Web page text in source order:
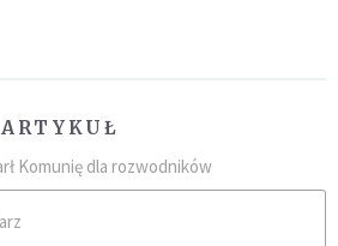
Komunię dla rozwodników